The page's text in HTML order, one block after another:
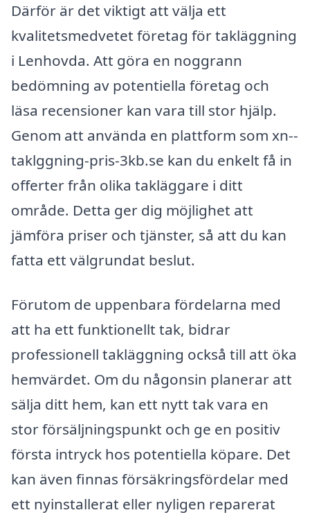
Därför är det viktigt att välja ett
kvalitetsmedvetet företag för takläggning
i Lenhovda. Att göra en noggrann
bedömning av potentiella företag och
läsa recensioner kan vara till stor hjälp.
Genom att använda en plattform som xn--
taklggning-pris-3kb.se kan du enkelt få in
offerter från olika takläggare i ditt
område. Detta ger dig möjlighet att
jämföra priser och tjänster, så att du kan
fatta ett välgrundat beslut.
Förutom de uppenbara fördelarna med
att ha ett funktionellt tak, bidrar
professionell takläggning också till att öka
hemvärdet. Om du någonsin planerar att
sälja ditt hem, kan ett nytt tak vara en
stor försäljningspunkt och ge en positiv
första intryck hos potentiella köpare. Det
kan även finnas försäkringsfördelar med
ett nyinstallerat eller nyligen reparerat